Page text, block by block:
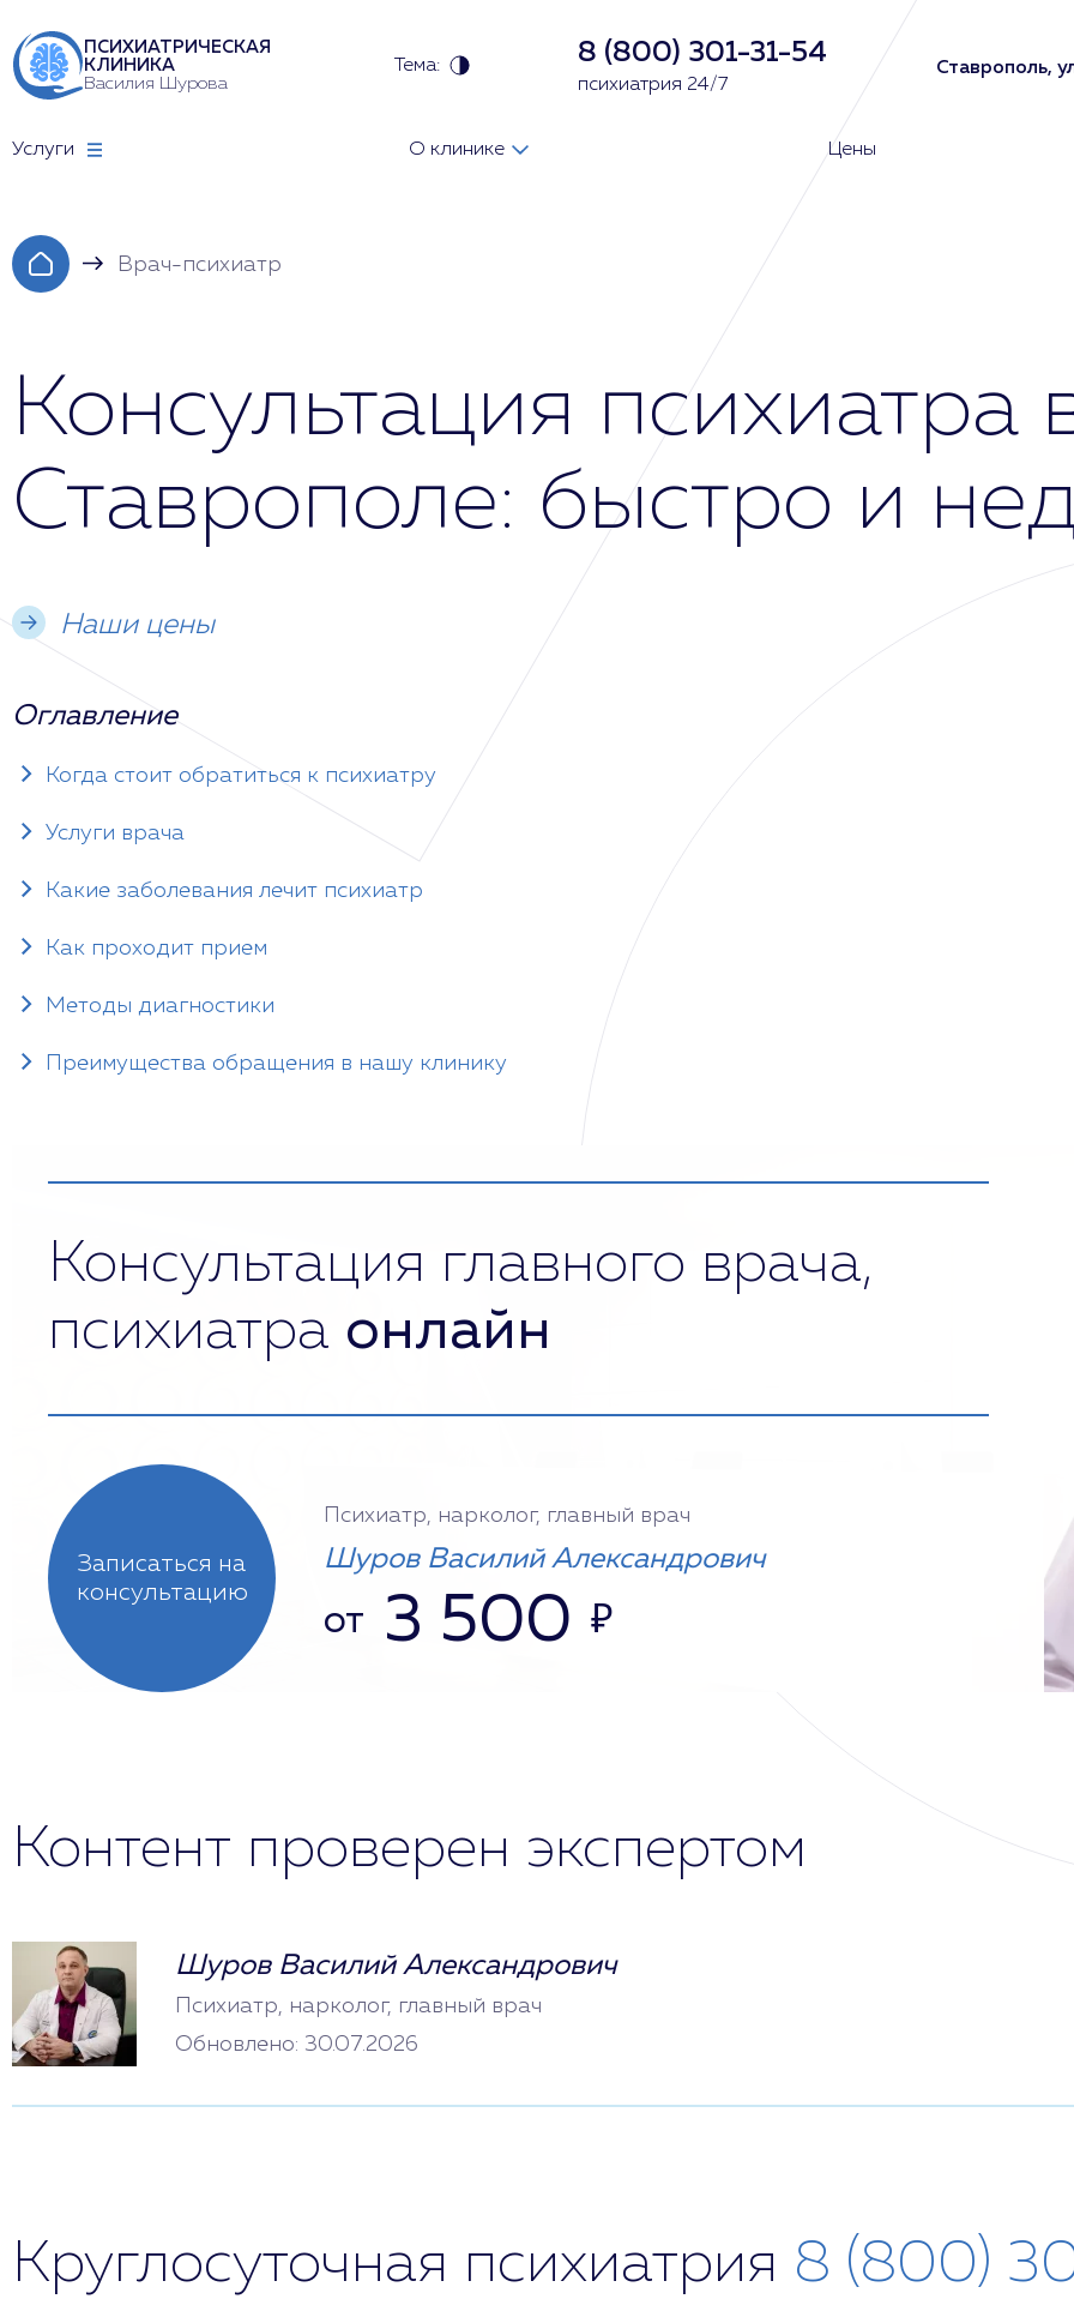
ПСИХИАТРИЧЕСКАЯ
КЛИНИКА
Василия Шурова
Тема: 8 (800) 301-31-54
психиатрия 24/7
Ставрополь,
Услуги О клинике Цены
Врач-психиатр
Консультация психиатра
Ставрополе: быстро и
Наши цены
Оглавление
Когда стоит обратиться к психиатру
Услуги врача
Какие заболевания лечит психиатр
Как проходит прием
Методы диагностики
Преимущества обращения в нашу клинику
Консультация главного врача,
психиатра онлайн
Записаться на
консультацию
Психиатр, нарколог, главный врач
Шуров Василий Александрович
от 3 500 ₽
Контент проверен экспертом
Шуров Василий Александрович
Психиатр, нарколог, главный врач
Обновлено: 30.07.2026
Круглосуточная психиатрия 8 (800)